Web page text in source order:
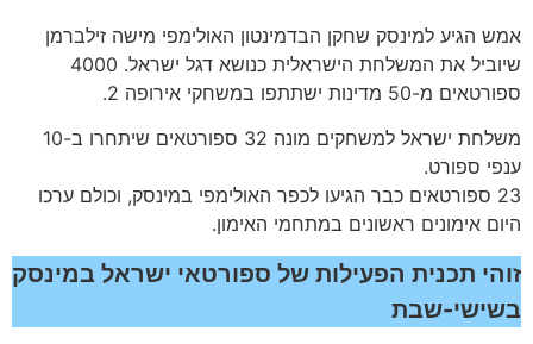
אמש הגיע למינסק שחקן הבדמינטון האולימפי מישה זילברמן
שיוביל את המשלחת הישראלית כנושא דגל ישראל. 4000
ספורטאים מ-50 מדינות ישתתפו במשחקי אירופה 2.
משלחת ישראל למשחקים מונה 32 ספורטאים שיתחרו ב-10
ענפי ספורט.
23 ספורטאים כבר הגיעו לכפר האולימפי במינסק, וכולם ערכו
היום אימונים ראשונים במתחמי האימון.
זוהי תכנית הפעילות של ספורטאי ישראל במינסק
בשישי-שבת